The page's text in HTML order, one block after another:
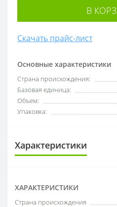
Основные характеристики
Cтрана происхождения:
Базовая единица:
Объем:
Упаковка:
В
Скачать прайс-лист
Характеристики
ХАРАКТЕРИСТИКИ
Cтрана происхождения